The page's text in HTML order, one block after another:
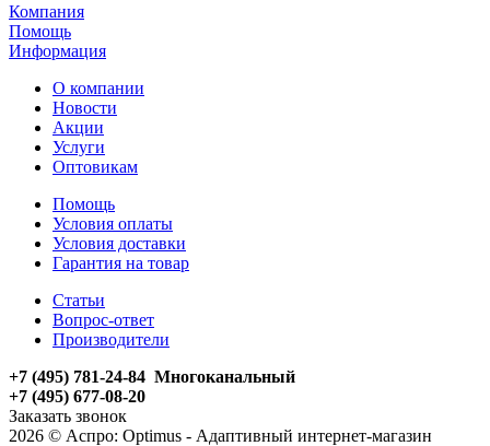
Компания
Помощь
Информация
О компании
Новости
Акции
Услуги
Оптовикам
Помощь
Условия оплаты
Условия доставки
Гарантия на товар
Статьи
Вопрос-ответ
Производители
+7 (495) 781-24-84 Многоканальный
+7 (495) 677-08-20
Заказать звонок
2026 © Аспро: Optimus - Адаптивный интернет-магазин